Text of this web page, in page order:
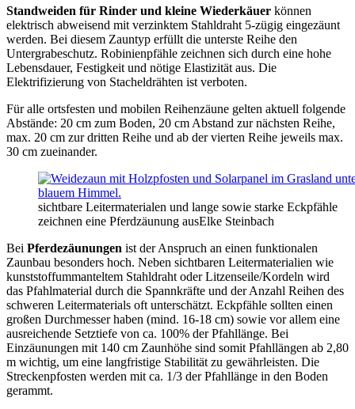
Standweiden für Rinder und kleine Wiederkäuer können
elektrisch abweisend mit verzinktem Stahldraht 5-zügig eingezäunt
werden. Bei diesem Zauntyp erfüllt die unterste Reihe den
Untergrabeschutz. Robinienpfähle zeichnen sich durch eine hohe
Lebensdauer, Festigkeit und nötige Elastizität aus. Die
Elektrifizierung von Stacheldrähten ist verboten.
Für alle ortsfesten und mobilen Reihenzäune gelten aktuell folgende
Abstände: 20 cm zum Boden, 20 cm Abstand zur nächsten Reihe,
max. 20 cm zur dritten Reihe und ab der vierten Reihe jeweils max.
30 cm zueinander.
sichtbare Leitermaterialen und lange sowie starke Eckpfähle
zeichnen eine Pferdzäunung ausElke Steinbach
Bei Pferdezäunungen ist der Anspruch an einen funktionalen
Zaunbau besonders hoch. Neben sichtbaren Leitermaterialien wie
kunststoffummanteltem Stahldraht oder Litzenseile/Kordeln wird
das Pfahlmaterial durch die Spannkräfte und der Anzahl Reihen des
schweren Leitermaterials oft unterschätzt. Eckpfähle sollten einen
großen Durchmesser haben (mind. 16-18 cm) sowie vor allem eine
ausreichende Setztiefe von ca. 100% der Pfahllänge. Bei
Einzäunungen mit 140 cm Zaunhöhe sind somit Pfahllängen ab 2,80
m wichtig, um eine langfristige Stabilität zu gewährleisten. Die
Streckenpfosten werden mit ca. 1/3 der Pfahllänge in den Boden
gerammt.